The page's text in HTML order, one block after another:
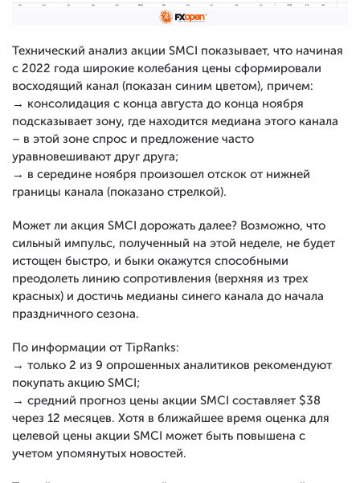
Технический анализ акции SMCI показывает, что начиная
с 2022 года широкие колебания цены сформировали
восходящий канал (показан синим цветом), причем:
→ консолидация с конца августа до конца ноября
подсказывает зону, где находится медиана этого канала
– в этой зоне спрос и предложение часто
уравновешивают друг друга;
→ в середине ноября произошел отскок от нижней
границы канала (показано стрелкой).
Может ли акция SMCI дорожать далее? Возможно, что
сильный импульс, полученный на этой неделе, не будет
истощен быстро, и быки окажутся способными
преодолеть линию сопротивления (верхняя из трех
красных) и достичь медианы синего канала до начала
праздничного сезона.
По информации от TipRanks:
→ только 2 из 9 опрошенных аналитиков рекомендуют
покупать акцию SMCI;
→ средний прогноз цены акции SMCI составляет $38
через 12 месяцев. Хотя в ближайшее время оценка для
целевой цены акции SMCI может быть повышена с
учетом упомянутых новостей.